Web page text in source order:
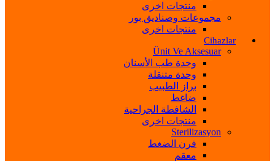
منتجات اخرى
مجموعات وصناديق بور
منتجات اخرى
Cihazlar
Ünit Ve Aksesuar
وحدة طب الأسنان
وحدة متنقلة
براز الطبيب
ضاغط
الشافطة الجراحية
منتجات اخرى
Sterilizasyon
فرن الضغط
معقم